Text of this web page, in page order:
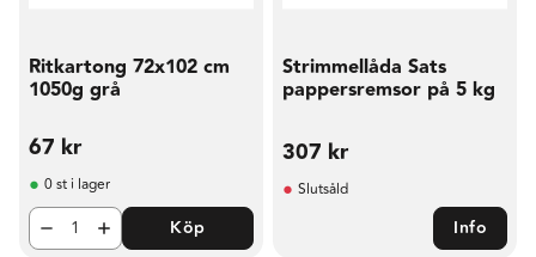
Ritkartong 72x102 cm
1050g grå
67 kr
0 st i lager
Köp
Strimmellåda Sats
pappersremsor på 5 kg
307 kr
Slutsåld
Info